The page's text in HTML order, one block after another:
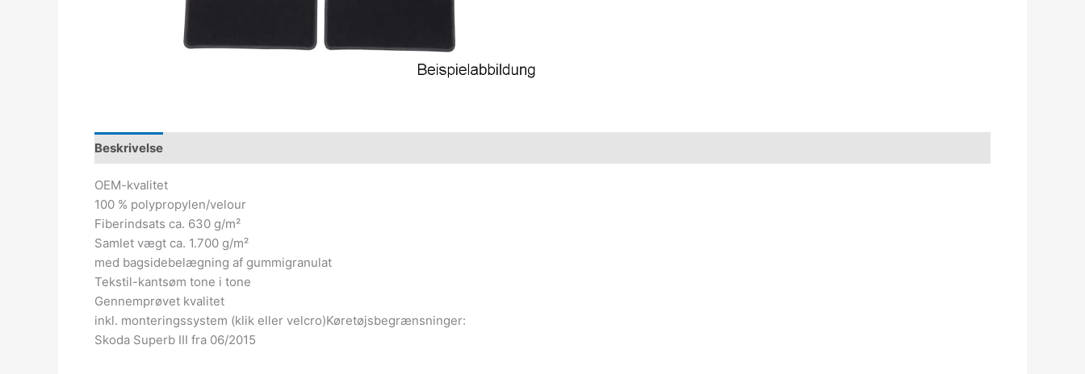
Beskrivelse
OEM-kvalitet
100 % polypropylen/velour
Fiberindsats ca. 630 g/m²
Samlet vægt ca. 1.700 g/m²
med bagsidebelægning af gummigranulat
Tekstil-kantsøm tone i tone
Gennemprøvet kvalitet
inkl. monteringssystem (klik eller velcro)Køretøjsbegrænsninger:
Skoda Superb III fra 06/2015